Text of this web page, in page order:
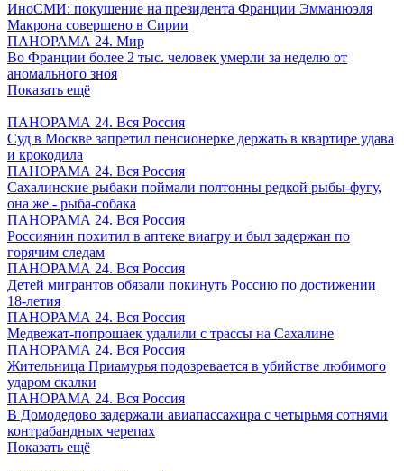
ИноСМИ: покушение на президента Франции Эмманюэля
Макрона совершено в Сирии
ПАНОРАМА 24. Мир
Во Франции более 2 тыс. человек умерли за неделю от
аномального зноя
Показать ещё
ПАНОРАМА 24. Вся Россия
Суд в Москве запретил пенсионерке держать в квартире удава
и крокодила
ПАНОРАМА 24. Вся Россия
Сахалинские рыбаки поймали полтонны редкой рыбы-фугу,
она же - рыба-собака
ПАНОРАМА 24. Вся Россия
Россиянин похитил в аптеке виагру и был задержан по
горячим следам
ПАНОРАМА 24. Вся Россия
Детей мигрантов обязали покинуть Россию по достижении
18-летия
ПАНОРАМА 24. Вся Россия
Медвежат-попрошаек удалили с трассы на Сахалине
ПАНОРАМА 24. Вся Россия
Жительница Приамурья подозревается в убийстве любимого
ударом скалки
ПАНОРАМА 24. Вся Россия
В Домодедово задержали авиапассажира с четырьмя сотнями
контрабандных черепах
Показать ещё